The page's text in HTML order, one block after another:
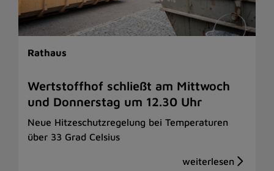
Rathaus
Wertstoffhof schließt am Mittwoch
und Donnerstag um 12.30 Uhr
Neue Hitzeschutzregelung bei Temperaturen
über 33 Grad Celsius